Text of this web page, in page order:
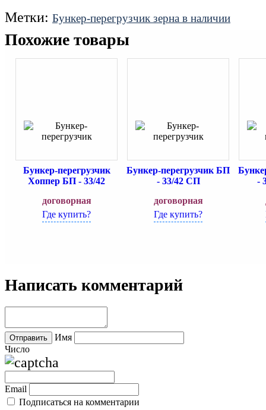
Метки: Бункер-перегрузчик зерна в наличии
Похожие товары
Бункер-перегрузчик
Хоппер БП - 33/42
договорная
Где купить?
Бункер-перегрузчик БП
- 33/42 СП
договорная
Где купить?
-
Написать комментарий
Имя
Число
Email
Подписаться на комментарии